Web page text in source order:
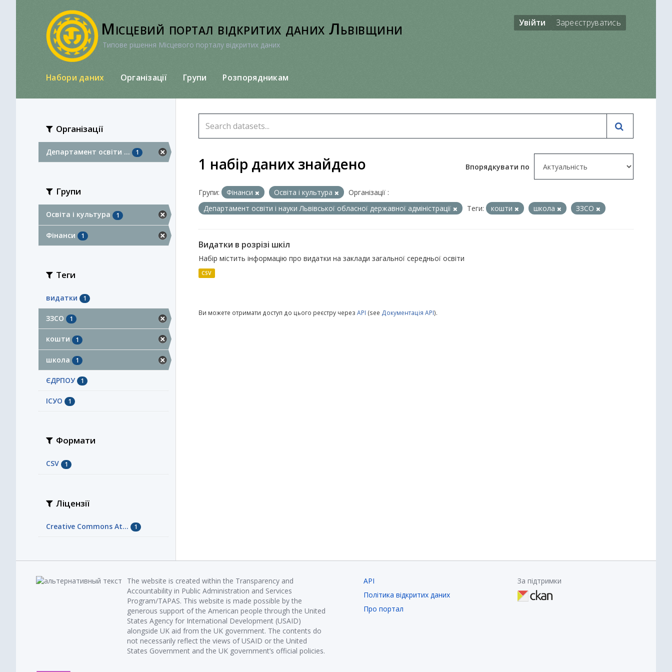
Місцевий портал відкритих даних Львівщини
Типове рішення Місцевого порталу відкритих даних
Увійти Зареєструватись
Набори даних Організації Групи Розпорядникам
Організації
Департамент освіти ... 1
Групи
Освіта і культура 1
Фінанси 1
Теги
видатки 1
ЗЗСО 1
кошти 1
школа 1
ЄДРПОУ 1
ІСУО 1
Формати
CSV 1
Ліцензії
Creative Commons At... 1
Впорядкувати по
1 набір даних знайдено
Групи: Фінанси Освіта і культура
Організації :
Департамент освіти і науки Львівської обласної державної адміністрації
Теги: кошти школа ЗЗСО
Видатки в розрізі шкіл
Набір містить інформацію про видатки на заклади загальної середньої освіти
CSV
Ви можете отримати доступ до цього реєстру через API (see Документація API).
The website is created within the Transparency and
Accountability in Public Administration and Services
Program/TAPAS. This website is made possible by the
generous support of the American people through the United
States Agency for International Development (USAID)
alongside UK aid from the UK government. The contents do
not necessarily reflect the views of USAID or the United
States Government and the UK government’s official policies.
API
Політика відкритих даних
Про портал
За підтримки